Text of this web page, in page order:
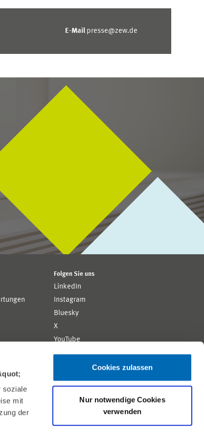
soziale
mit
der
Cookies zulassen
Nur notwendige Cookies
verwenden
E-Mail presse@zew.de
Folgen Sie uns
LinkedIn
Instagram
Bluesky
X
YouTube
Flickr